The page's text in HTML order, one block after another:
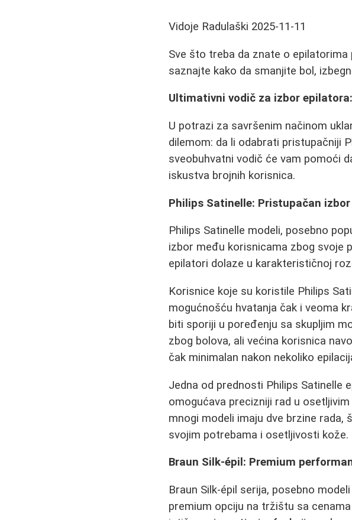
Vidoje Radulaški 2025-11-11
Sve što treba da znate o epilatorima
saznajte kako da smanjite bol,
Ultimativni vodič za izbor
U potrazi za savršenim načinom
dilemom: da li odabrati pristupačniji
sveobuhvatni vodič će vam pomoći
iskustva brojnih korisnica.
Philips Satinelle: Pristupačan
Philips Satinelle modeli, posebno
izbor među korisnicama zbog svoje
epilatori dolaze u karakterističnoj
Korisnice koje su koristile Philips
mogućnošću hvatanja čak i veoma
biti sporiji u poređenju sa skupljim
zbog bolova, ali većina korisnica
čak minimalan nakon nekoliko
Jedna od prednosti Philips Satinelle
omogućava precizniji rad u
mnogi modeli imaju dve brzine
svojim potrebama i osetljivosti kože.
Braun Silk-épil: Premium
Braun Silk-épil serija, posebno
premium opciju na tržištu sa